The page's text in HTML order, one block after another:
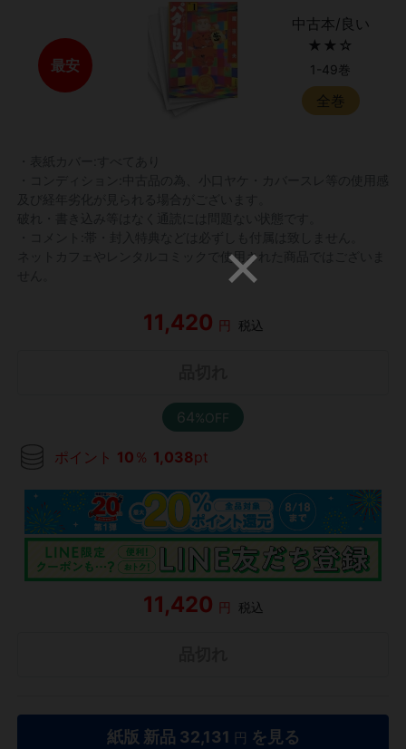
最安
中古本/良い
★★☆
1-49巻
全巻
ネットカフェやレンタルコミックで使用された商品ではございま
11,420 円 税込
64%OFF
ポイント 10 ％ 1,038pt
11,420 円 税込
紙版 新品 32,131 円 を見る